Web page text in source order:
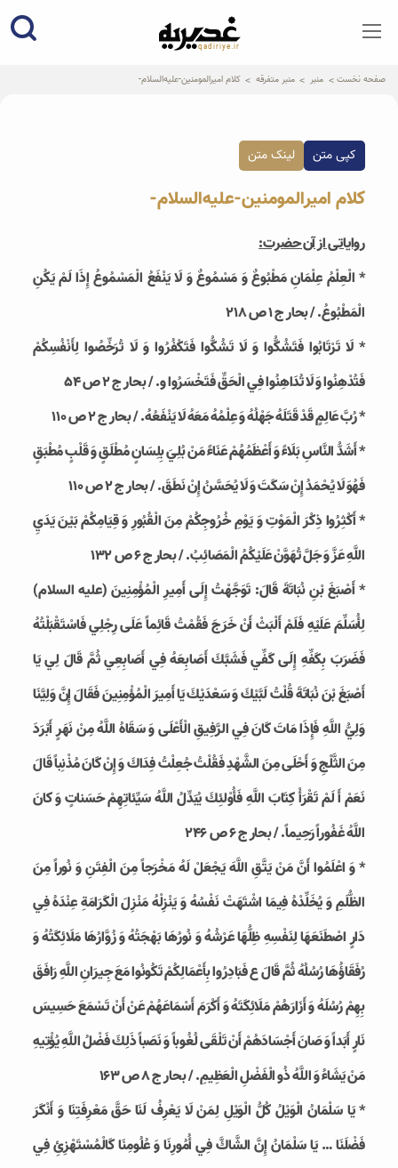
qadiriye.ir
نشریه ی غدیریه-بیانات استاد
صفحه نخست منبر منبر متفرقه کلام امیرالمومنین-علیه‌السلام-
کپی متن لینک متن
کلام امیرالمومنین-علیه‌السلام-
روایاتی از آن حضرت:
* الْعِلْمُ عِلْمَانِ مَطْبُوعٌ وَ مَسْمُوعٌ وَ لَا يَنْفَعُ الْمَسْمُوعُ إِذَا لَمْ يَكُنِ
الْمَطْبُوعُ. / بحار ج 1 ص 218
* لَا تَرْتَابُوا فَتَشُكُّوا وَ لَا تَشُكُّوا فَتَكْفُرُوا وَ لَا تُرَخِّصُوا لِأَنْفُسِكُمْ
فَتُدْهِنُوا وَ لَا تُدَاهِنُوا فِي الْحَقِّ فَتَخْسَرُوا و. / بحار ج 2 ص 54
* رُبَّ عَالِمٍ قَدْ قَتَلَهُ جَهْلُهُ وَ عِلْمُهُ مَعَهُ لَا يَنْفَعُهُ. / بحار ج 2 ص 110
* أَشَدُّ النَّاسِ بَلَاءً وَ أَعْظَمُهُمْ عَنَاءً مَنْ بُلِيَ بِلِسَانٍ مُطْلَقٍ وَ قَلْبٍ مُطْبَقٍ
فَهُوَ لَا يُحْمَدُ إِنْ سَكَتَ وَ لَا يُحَسَّنُ إِنْ نَطَقَ. / بحار ج 2 ص 110
* أَكْثِرُوا ذِكْرَ الْمَوْتِ وَ يَوْمِ خُرُوجِكُمْ مِنَ الْقُبُورِ وَ قِيَامِكُمْ بَيْنَ يَدَيِ
اللَّهِ عَزَّ وَ جَلَّ تُهَوَّنْ عَلَيْكُمُ الْمَصَائِبُ. / بحار ج 6 ص 132
* أَصْبَغَ بْنِ نُبَاتَةَ قَالَ: تَوَجَّهْتُ إِلَى أَمِيرِ الْمُؤْمِنِينَ‏ (علیه السلام)
لِأُسَلِّمَ عَلَيْهِ فَلَمْ أَلْبَثْ أَنْ خَرَجَ فَقُمْتُ قَائِماً عَلَى رِجْلِي فَاسْتَقْبَلْتُهُ
فَضَرَبَ بِكَفِّهِ إِلَى كَفِّي فَشَبَّكَ أَصَابِعَهُ فِي أَصَابِعِي ثُمَّ قَالَ لِي يَا
أَصْبَغَ بْنَ نُبَاتَةَ قُلْتُ لَبَّيْكَ وَ سَعْدَيْكَ يَا أَمِيرَ الْمُؤْمِنِينَ‏ فَقَالَ إِنَّ وَلِيَّنَا
وَلِيُّ اللَّهِ فَإِذَا مَاتَ كَانَ فِي الرَّفِيقِ الْأَعْلَى وَ سَقَاهُ اللَّهُ مِنْ نَهَرٍ أَبْرَدَ
مِنَ الثَّلْجِ وَ أَحْلَى مِنَ الشَّهْدِ فَقُلْتُ جُعِلْتُ فِدَاكَ وَ إِنْ كَانَ مُذْنِباً قَالَ
نَعَمْ أَ لَمْ تَقْرَأْ كِتَابَ اللَّهِ‏ فَأُوْلئِكَ يُبَدِّلُ اللَّهُ سَيِّئاتِهِمْ حَسَناتٍ وَ كانَ
اللَّهُ غَفُوراً رَحِيماً. / بحار ج 6 ص 246
* وَ اعْلَمُوا أَنَّ مَنْ يَتَّقِ اللَّهَ يَجْعَلْ لَهُ مَخْرَجاً مِنَ الْفِتَنِ وَ نُوراً مِنَ
الظُّلَمِ وَ يُخَلِّدْهُ فِيمَا اشْتَهَتْ نَفْسُهُ وَ يَنْزِلْهُ مَنْزِلَ الْكَرَامَةِ عِنْدَهُ فِي
دَارٍ اصْطَنَعَهَا لِنَفْسِهِ ظِلُّهَا عَرْشُهُ وَ نُورُهَا بَهْجَتُهُ وَ زُوَّارُهَا مَلَائِكَتُهُ وَ
رُفَقَاؤُهَا رُسُلُهُ ثُمَّ قَالَ ع فَبَادِرُوا بِأَعْمَالِكُمْ تَكُونُوا مَعَ جِيرَانِ اللَّهِ رَافَقَ
بِهِمْ رُسُلَهُ وَ أَزَارَهُمْ مَلَائِكَتَهُ وَ أَكْرَمَ أَسْمَاعَهُمْ عَنْ أَنْ تَسْمَعَ حَسِيسَ
نَارٍ أَبَداً وَ صَانَ أَجْسَادَهُمْ أَنْ تَلْقَى لُغُوباً وَ نَصَباً ذَلِكَ فَضْلُ اللَّهِ يُؤْتِيهِ
مَنْ يَشَاءُ وَ اللَّهُ ذُو الْفَضْلِ الْعَظِيمِ. / بحار ج 8 ص 163
* يَا سَلْمَانُ الْوَيْلُ كُلُّ الْوَيْلِ لِمَنْ لَا يَعْرِفُ لَنَا حَقَّ مَعْرِفَتِنَا وَ أَنْكَرَ
فَضْلَنَا … يَا سَلْمَانُ إِنَّ الشَّاكَّ فِي أُمُورِنَا وَ عُلُومِنَا كَالْمُسْتَهْزِئِ فِي